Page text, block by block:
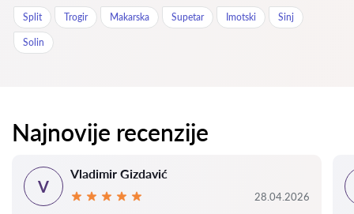
Split Trogir Makarska Supetar Imotski Sinj
Solin
Najnovije recenzije
V
Vladimir Gizdavić
28.04.2026